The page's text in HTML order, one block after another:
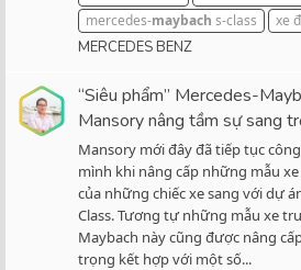
mercedes-maybach s-class xe
MERCEDES BENZ
“Siêu phẩm” Mercedes-
Mansory nâng tầm sự sang
Mansory mới đây đã tiếp tục
mình khi nâng cấp những mẫu
của những chiếc xe sang với dự
Class. Tương tự những mẫu xe
Maybach này cũng được nâng
trọng kết hợp với một số...